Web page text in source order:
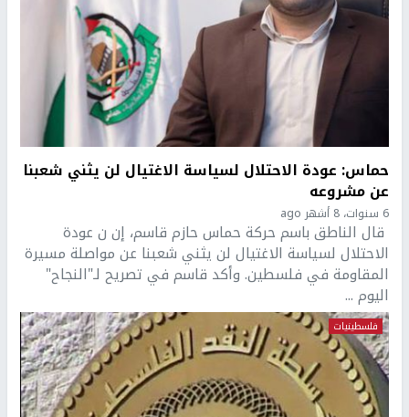
حماس: عودة الاحتلال لسياسة الاغتيال لن يثني شعبنا
عن مشروعه
6 سنوات، 8 أشهر ago
قال الناطق باسم حركة حماس حازم قاسم، إن ن عودة
الاحتلال لسياسة الاغتيال لن يثني شعبنا عن مواصلة مسيرة
المقاومة في فلسطين. وأكد قاسم في تصريح لـ"النجاح"
اليوم ...
فلسطينيات